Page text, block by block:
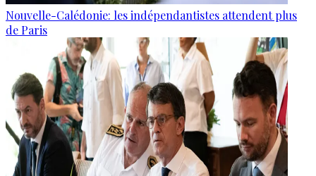
Nouvelle-Calédonie: les indépendantistes attendent plus
de Paris